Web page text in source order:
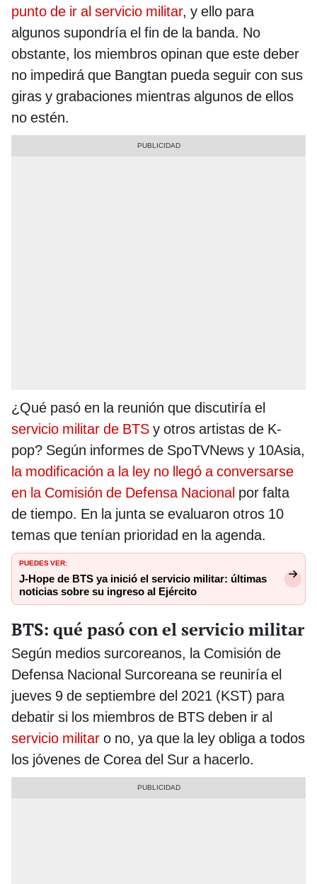
punto de ir al servicio militar, y ello para
algunos supondría el fin de la banda. No
obstante, los miembros opinan que este deber
no impedirá que Bangtan pueda seguir con sus
giras y grabaciones mientras algunos de ellos
no estén.
¿Qué pasó en la reunión que discutiría el
servicio militar de BTS y otros artistas de K-
pop? Según informes de SpoTVNews y 10Asia,
la modificación a la ley no llegó a conversarse
en la Comisión de Defensa Nacional por falta
de tiempo. En la junta se evaluaron otros 10
temas que tenían prioridad en la agenda.
PUEDES VER:
J-Hope de BTS ya inició el servicio militar: últimas
noticias sobre su ingreso al Ejército
BTS: qué pasó con el servicio militar
Según medios surcoreanos, la Comisión de
Defensa Nacional Surcoreana se reuniría el
jueves 9 de septiembre del 2021 (KST) para
debatir si los miembros de BTS deben ir al
servicio militar o no, ya que la ley obliga a todos
los jóvenes de Corea del Sur a hacerlo.